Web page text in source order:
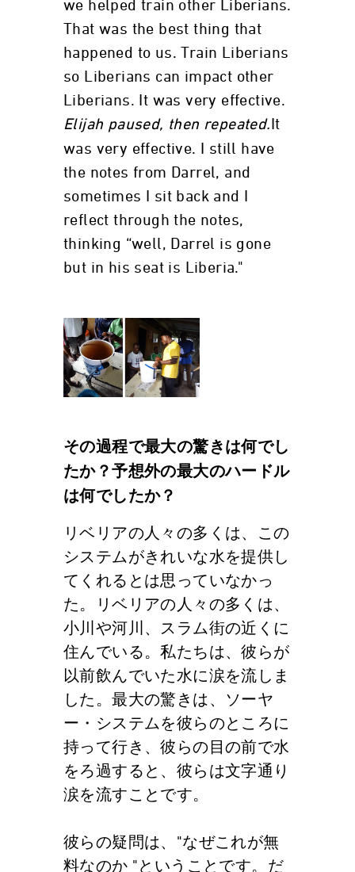
we helped train other Liberians.
That was the best thing that
happened to us. Train Liberians
so Liberians can impact other
Liberians. It was very effective.
Elijah paused, then repeated. It
was very effective. I still have
the notes from Darrel, and
sometimes I sit back and I
reflect through the notes,
thinking “well, Darrel is gone
but in his seat is Liberia."
その過程で最大の驚きは何でし
たか？予想外の最大のハードル
は何でしたか？
リベリアの人々の多くは、この
システムがきれいな水を提供し
てくれるとは思っていなかっ
た。リベリアの人々の多くは、
小川や河川、スラム街の近くに
住んでいる。私たちは、彼らが
以前飲んでいた水に涙を流しま
した。最大の驚きは、ソーヤ
ー・システムを彼らのところに
持って行き、彼らの目の前で水
をろ過すると、彼らは文字通り
涙を流すことです。
彼らの疑問は、"なぜこれが無
料なのか "ということです。だ